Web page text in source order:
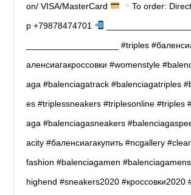
on/ VISA/MasterCard
To order: Direct
p +79878474701
___________________ #triples
аленсиагакроссовки #womenstyle
aga #balenciagatrack #balenciagatriples
es #triplessneakers #triplesonline #triples
aga #balenciagasneakers
acity #баленсиагакупить #ncgallery
fashion #balenciagamen
highend #sneakers2020 #кроссовки2020